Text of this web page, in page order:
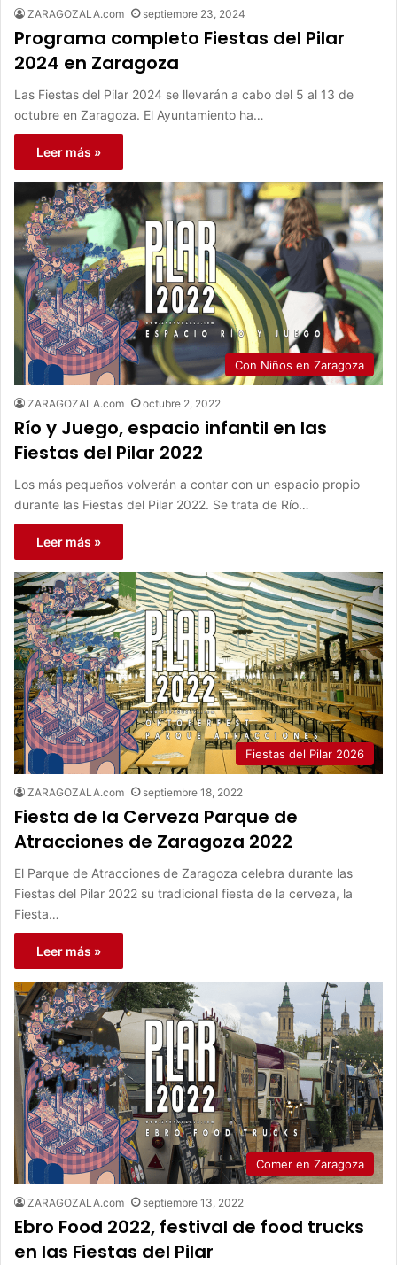
ZARAGOZALA.com septiembre 23, 2024
Programa completo Fiestas del Pilar
2024 en Zaragoza
Las Fiestas del Pilar 2024 se llevarán a cabo del 5 al 13 de
octubre en Zaragoza. El Ayuntamiento ha…
Leer más »
Con Niños en Zaragoza
ZARAGOZALA.com octubre 2, 2022
Río y Juego, espacio infantil en las
Fiestas del Pilar 2022
Los más pequeños volverán a contar con un espacio propio
durante las Fiestas del Pilar 2022. Se trata de Río…
Leer más »
Fiestas del Pilar 2026
ZARAGOZALA.com septiembre 18, 2022
Fiesta de la Cerveza Parque de
Atracciones de Zaragoza 2022
El Parque de Atracciones de Zaragoza celebra durante las
Fiestas del Pilar 2022 su tradicional fiesta de la cerveza, la
Fiesta…
Leer más »
Comer en Zaragoza
ZARAGOZALA.com septiembre 13, 2022
Ebro Food 2022, festival de food trucks
en las Fiestas del Pilar